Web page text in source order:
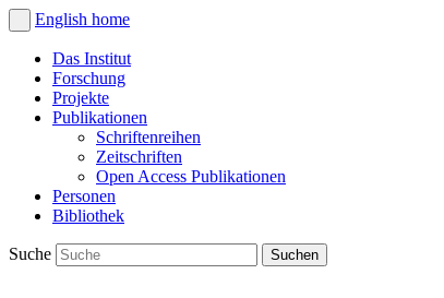
English home
Das Institut
Forschung
Projekte
Publikationen
Schriftenreihen
Zeitschriften
Open Access Publikationen
Personen
Bibliothek
Suche